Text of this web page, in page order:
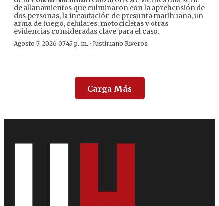
de allanamientos que culminaron con la aprehensión de
dos personas, la incautación de presunta marihuana, un
arma de fuego, celulares, motocicletas y otras
evidencias consideradas clave para el caso.
Agosto 7, 2026 07:45 p. m. · Justiniano Riveros
Carga Más